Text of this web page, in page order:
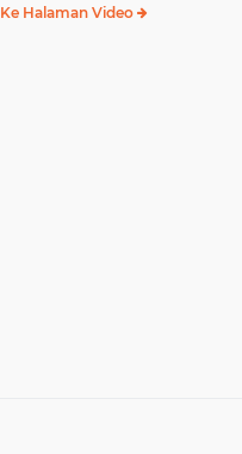
Ke Halaman Video